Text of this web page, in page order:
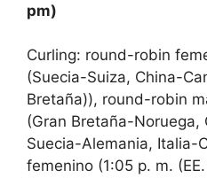
pm)
Curling: round-robin
(Suecia-Suiza, China-
Bretaña)), round-robin
(Gran Bretaña-Noruega,
Suecia-Alemania, Italia-
femenino (1:05 ​​p. m.